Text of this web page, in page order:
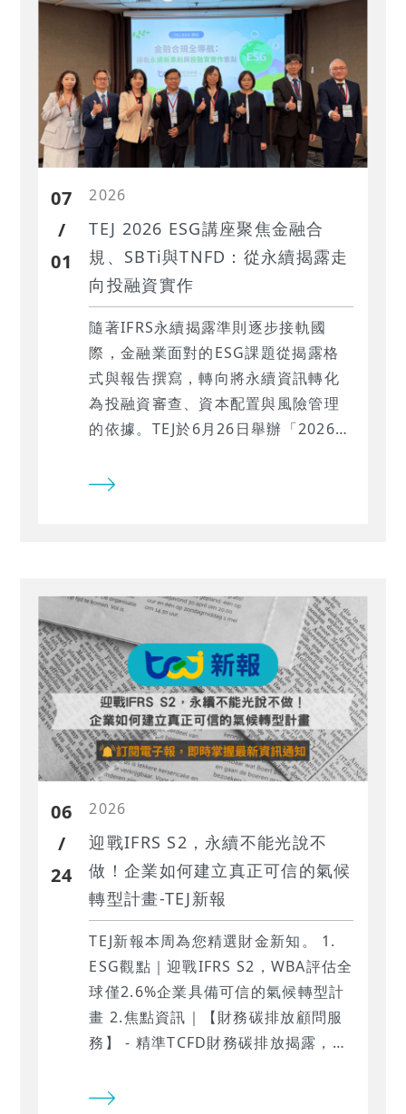
07
/
01
2026
TEJ 2026 ESG講座聚焦金融合
規、SBTi與TNFD：從永續揭露走
向投融資實作
隨著IFRS永續揭露準則逐步接軌國
際，金融業面對的ESG課題從揭露格
式與報告撰寫，轉向將永續資訊轉化
為投融資審查、資本配置與風險管理
的依據。TEJ於6月26日舉辦「2026
續新準則與投融資實作重點」，邀集
鍵方向。
06
/
24
2026
迎戰IFRS S2，永續不能光說不
做！企業如何建立真正可信的氣候
轉型計畫-TEJ新報
TEJ新報本周為您精選財金新知。 1.
‍ESG觀點｜迎戰IFRS S2，WBA評估全
球僅2.6%企業具備可信的氣候轉型計
畫 2.‍焦點資訊｜‍【財務碳排放顧問服
務】 - 精準TCFD財務碳排放揭露，強